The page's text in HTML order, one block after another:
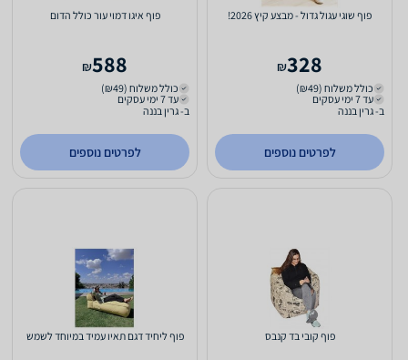
פוף שוגי עגול גדול - מבצע קיץ 2026!
328
₪
כולל משלוח (₪49)
עד 7 ימי עסקים
ב- גרין בננה
לפרטים נוספים
פוף איגו דמוי עור כולל הדום
588
₪
כולל משלוח (₪49)
עד 7 ימי עסקים
ב- גרין בננה
לפרטים נוספים
פוף קובי בד קנבס פוף ליחיד דגם תאיו עמיד במיוחד לשמש